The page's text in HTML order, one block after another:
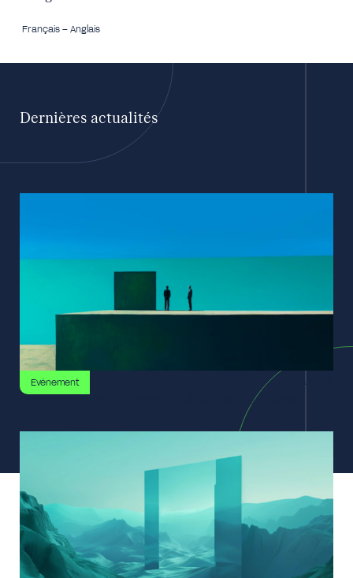
Français – Anglais
Dernières actualités
Evénement
Projection privée au Cinéma Publicis Champs-Élysées